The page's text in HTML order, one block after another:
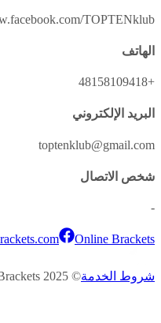
https://
info@online-